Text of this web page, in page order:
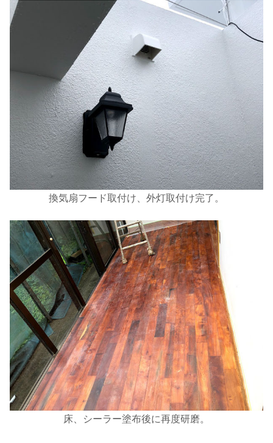
換気扇フード取付け、外灯取付け完了。
床、シーラー塗布後に再度研磨。